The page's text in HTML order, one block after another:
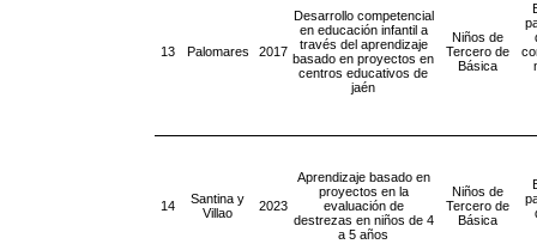
13 Palomares 2017
Desarrollo competencial
en educación infantil a
través del aprendizaje
basado en proyectos en
centros educativos de
jaén
Niños de
Tercero de
Básica
14
Santina y
Villao
2023
Aprendizaje basado en
proyectos en la
evaluación de
destrezas en niños de 4
a 5 años
Niños de
Tercero de
Básica